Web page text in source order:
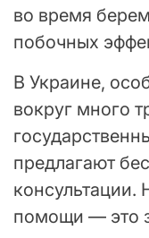
во время
побочных
В Украине,
вокруг много
предлагают
консультации.
помощи — это